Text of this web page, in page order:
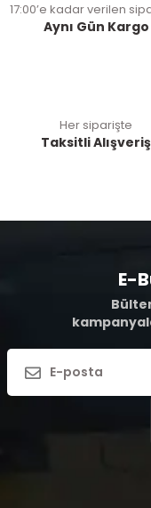
17:00’e kadar verilen
Aynı Gün Kargo
Her siparişte
Taksitli Alışveriş
E-